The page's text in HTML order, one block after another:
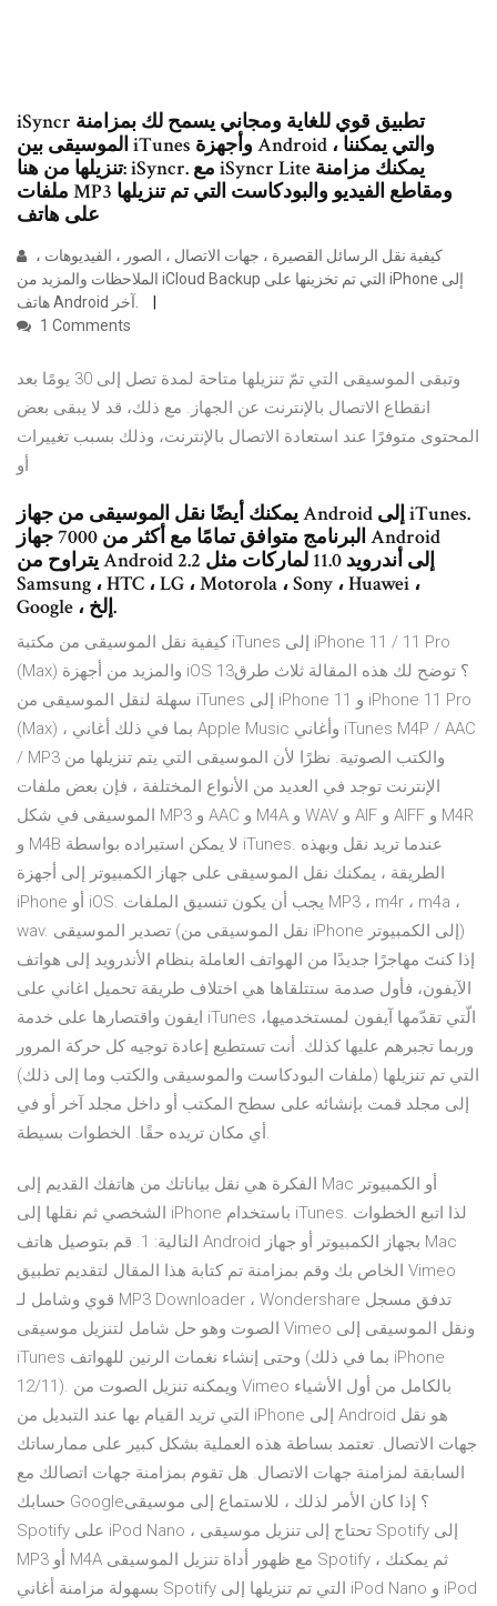
iSyncr تطبيق قوي للغاية ومجاني يسمح لك بمزامنة
الموسيقى بين iTunes وأجهزة Android ، والتي يمكننا
تنزيلها من هنا: iSyncr. مع iSyncr Lite يمكنك مزامنة
ملفات MP3 ومقاطع الفيديو والبودكاست التي تم تنزيلها
على هاتف
الملاحظات والمزيد من iCloud Backup التي تم تخزينها على iPhone إلى
هاتف Android آخر.
1 Comments
وتبقى الموسيقى التي تمّ تنزيلها متاحة لمدة تصل إلى 30 يومًا بعد
انقطاع الاتصال بالإنترنت عن الجهاز. مع ذلك، قد لا يبقى بعض
المحتوى متوفرًا عند استعادة الاتصال بالإنترنت، وذلك بسبب تغييرات
أو
يمكنك أيضًا نقل الموسيقى من جهاز Android إلى iTunes.
البرنامج متوافق تمامًا مع أكثر من 7000 جهاز Android
يتراوح من Android 2.2 إلى أندرويد 11.0 لماركات مثل
Samsung ، HTC ، LG ، Motorola ، Sony ، Huawei ،
Google ، إلخ.
كيفية نقل الموسيقى من مكتبة iTunes إلى iPhone 11 / 11 Pro
(Max) والمزيد من أجهزة iOS 13؟ توضح لك هذه المقالة ثلاث طرق
سهلة لنقل الموسيقى من iTunes إلى iPhone 11 و iPhone 11 Pro
(Max) ، بما في ذلك أغاني Apple Music وأغاني iTunes M4P / AAC
/ MP3 والكتب الصوتية. نظرًا لأن الموسيقى التي يتم تنزيلها من
الإنترنت توجد في العديد من الأنواع المختلفة ، فإن بعض ملفات
الموسيقى في شكل MP3 و AAC و M4A و WAV و AIF و AIFF و M4R
و M4B لا يمكن استيراده بواسطة iTunes. عندما تريد نقل وبهذه
الطريقة ، يمكنك نقل الموسيقى على جهاز الكمبيوتر إلى أجهزة
iPhone أو iOS. يجب أن يكون تنسيق الملفات MP3 ، m4r ، m4a ،
wav. تصدير الموسيقى (نقل الموسيقى من iPhone إلى الكمبيوتر)
إذا كنتَ مهاجرًا جديدًا من الهواتف العاملة بنظام الأندرويد إلى هواتف
الآيفون، فأول صدمة ستتلقاها هي اختلاف طريقة تحميل اغاني على
ايفون واقتصارها على خدمة iTunes الّتي تقدّمها آيفون لمستخدميها،
وربما تجبرهم عليها كذلك. أنت تستطيع إعادة توجيه كل حركة المرور
التي تم تنزيلها (ملفات البودكاست والموسيقى والكتب وما إلى ذلك)
إلى مجلد قمت بإنشائه على سطح المكتب أو داخل مجلد آخر أو في
أي مكان تريده حقًا. الخطوات بسيطة.
الفكرة هي نقل بياناتك من هاتفك القديم إلى Mac أو الكمبيوتر
الشخصي ثم نقلها إلى iPhone باستخدام iTunes. لذا اتبع الخطوات
التالية: 1. قم بتوصيل هاتف Android بجهاز الكمبيوتر أو جهاز Mac
الخاص بك وقم بمزامنة تم كتابة هذا المقال لتقديم تطبيق Vimeo
قوي وشامل لـ MP3 Downloader ، Wondershare تدفق مسجل
الصوت وهو حل شامل لتنزيل موسيقى Vimeo ونقل الموسيقى إلى
iTunes وحتى إنشاء نغمات الرنين للهواتف (بما في ذلك iPhone
12/11). ويمكنه تنزيل الصوت من Vimeo بالكامل من أول الأشياء
التي تريد القيام بها عند التبديل من iPhone إلى Android هو نقل
جهات الاتصال. تعتمد بساطة هذه العملية بشكل كبير على ممارساتك
السابقة لمزامنة جهات الاتصال. هل تقوم بمزامنة جهات اتصالك مع
حسابك Google؟ إذا كان الأمر لذلك ، للاستماع إلى موسيقى
Spotify على iPod Nano ، تحتاج إلى تنزيل موسيقى Spotify إلى
MP3 أو M4A مع ظهور أداة تنزيل الموسيقى Spotify ، ثم يمكنك
بسهولة مزامنة أغاني Spotify التي تم تنزيلها إلى iPod Nano و iPod